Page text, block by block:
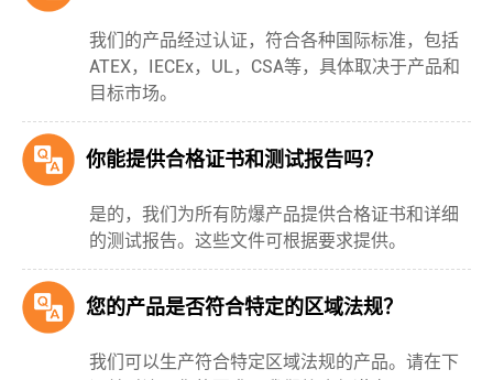
我们的产品经过认证，符合各种国际标准，包括
ATEX，IECEx，UL，CSA等，具体取决于产品和
目标市场。
你能提供合格证书和测试报告吗？
是的，我们为所有防爆产品提供合格证书和详细
的测试报告。这些文件可根据要求提供。
您的产品是否符合特定的区域法规？
我们可以生产符合特定区域法规的产品。请在下